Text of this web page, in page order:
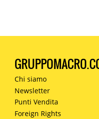
Chi siamo
Newsletter
Punti Vendita
Foreign Rights